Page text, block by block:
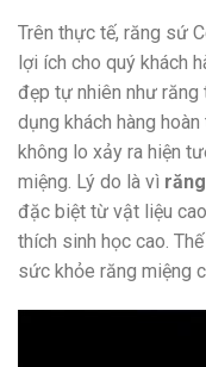
Trên thực tế, răng sứ
lợi ích cho quý khách
đẹp tự nhiên như
dụng khách hàng
không lo xảy ra hiện
miệng. Lý do là vì
đặc biệt từ vật liệu
thích sinh học cao.
sức khỏe răng miệng